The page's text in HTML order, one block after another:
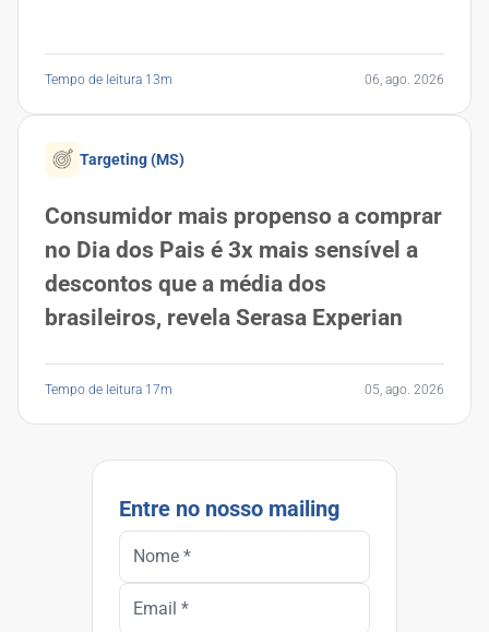
Tempo de leitura 13m 06, ago. 2026
Targeting (MS)
Consumidor mais propenso a comprar
no Dia dos Pais é 3x mais sensível a
descontos que a média dos
brasileiros, revela Serasa Experian
Tempo de leitura 17m 05, ago. 2026
Entre no nosso mailing